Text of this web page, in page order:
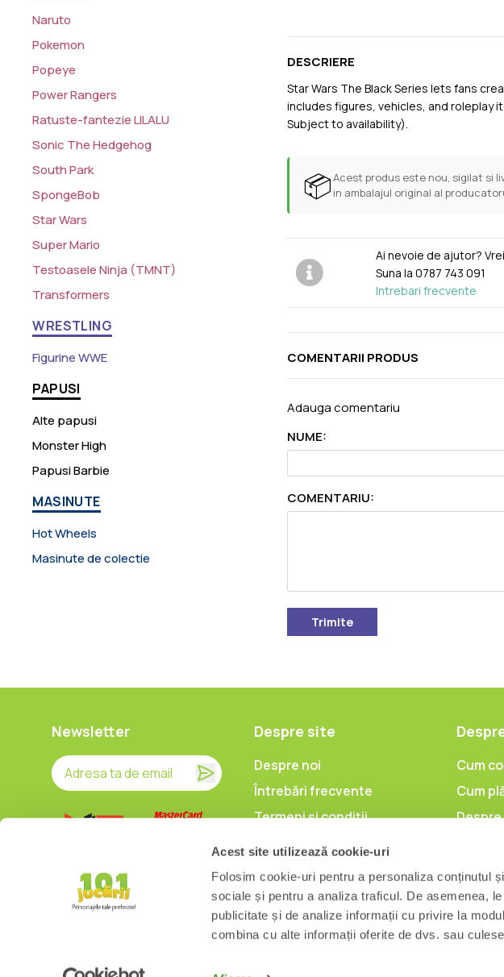
Acest site utilizează cookie-uri
Folosim cookie-uri pentru a personaliza conținutul
sociale și pentru a analiza traficul. De asemenea,
publicitate și de analize informații cu privire la
combina cu alte informații oferite de dvs. sau
Naruto
Pokemon
Popeye
Power Rangers
Ratuste-fantezie LILALU
Sonic The Hedgehog
South Park
SpongeBob
Star Wars
Super Mario
Testoasele Ninja (TMNT)
Transformers
WRESTLING
Figurine WWE
PAPUSI
Alte papusi
Monster High
Papusi Barbie
MASINUTE
Hot Wheels
Masinute de colectie
DESCRIERE
Star Wars The Black Series lets fans
includes figures, vehicles, and roleplay
Subject to availability).
📦Acest produs este nou, sigilat si
in ambalajul original al
Ai nevoie de ajutor?
Suna la0787 743 091
Intrebari frecvente
COMENTARII PRODUS
Adauga comentariu
NUME:
COMENTARIU:
Trimite
Newsletter Despre site
Despre noi
Întrebări frecvente
Termeni și condiții
Prelucrarea datelor cu
caracter personal
Politica de utilizare
cookieuri
Cum
Cum